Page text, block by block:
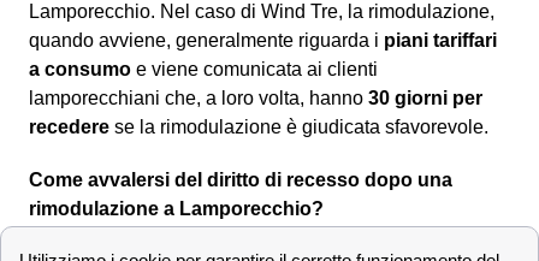
Lamporecchio. Nel caso di Wind Tre, la rimodulazione,
quando avviene, generalmente riguarda i piani tariffari
a consumo e viene comunicata ai clienti
lamporecchiani che, a loro volta, hanno 30 giorni per
recedere se la rimodulazione è giudicata sfavorevole.
Come avvalersi del diritto di recesso dopo una
rimodulazione a Lamporecchio?
Entro i
30 giorni
, il recesso dal contratto rimodulato alle